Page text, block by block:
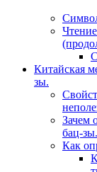
Китайская
зы.
Зачем
бац-зы.
Как